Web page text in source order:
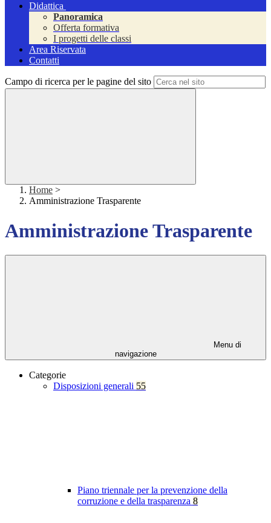
Didattica
Panoramica
Offerta formativa
I progetti delle classi
Area Riservata
Contatti
Campo di ricerca per le pagine del sito
Home >
Amministrazione Trasparente
Amministrazione Trasparente
Menu di
navigazione
Categorie
Disposizioni generali 55
Piano triennale per la prevenzione della
corruzione e della trasparenza 8